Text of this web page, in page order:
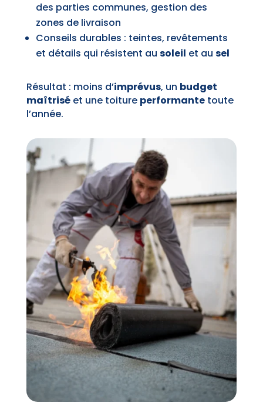
des parties communes, gestion des
zones de livraison
Conseils durables : teintes, revêtements
et détails qui résistent au soleil et au sel
Résultat : moins d’imprévus, un budget
maîtriséet une toiture performantetoute
l’année.